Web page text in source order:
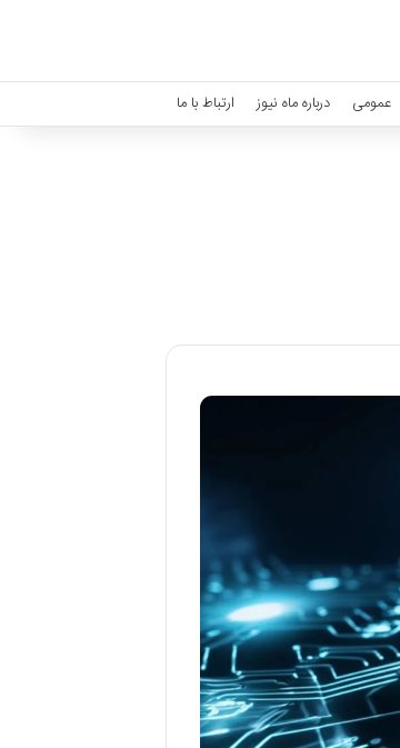
عمومی درباره ماه نیوز ارتباط با ما